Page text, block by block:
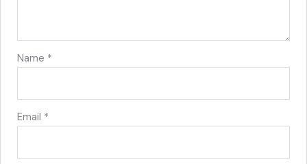
Name *
Email *